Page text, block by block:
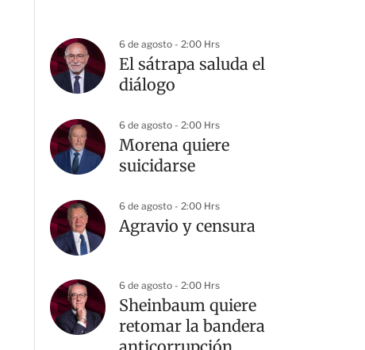
6 de agosto - 2:00 Hrs
El sátrapa saluda el
diálogo
6 de agosto - 2:00 Hrs
Morena quiere
suicidarse
6 de agosto - 2:00 Hrs
Agravio y censura
6 de agosto - 2:00 Hrs
Sheinbaum quiere
retomar la bandera